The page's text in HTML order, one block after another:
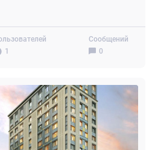
1
Сообщений
0